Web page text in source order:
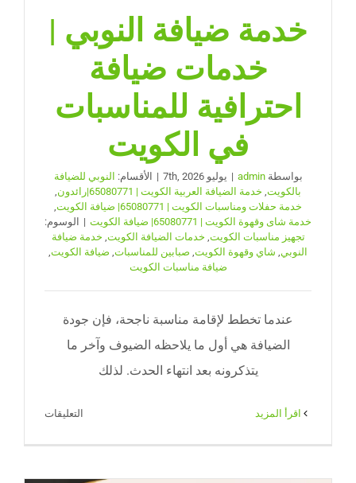
خدمة ضيافة النوبي |
خدمات ضيافة
احترافية للمناسبات
في الكويت
بواسطةadmin
| يوليو 7th, 2026 | الأقسام: النوبي للضيافة
بالكويت خدمة الضيافة العربية الكويت | 65080771|رائدون
خدمة حفلات ومناسبات الكويت | 65080771| ضيافة الكويت
خدمة شاى وقهوة الكويت | 65080771| ضيافة الكويت
|
الوسوم:
تجهيز مناسبات الكويت خدمات الضيافة الكويت خدمة ضيافة
النوبي شاي وقهوة الكويت صبابين للمناسبات ضيافة الكويت
ضيافة مناسبات الكويت
عندما تخطط لإقامة مناسبة ناجحة، فإن جودة
الضيافة هي أول ما يلاحظه الضيوف وآخر ما
يتذكرونه بعد انتهاء الحدث. لذلك
التعليقات